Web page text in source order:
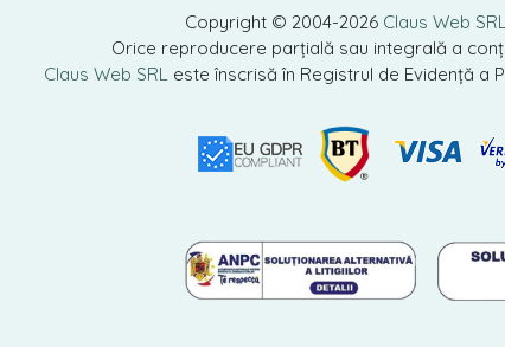
Copyright © 2004-2026 Claus Web
Orice reproducere parțială sau integrală a
Claus Web SRL este înscrisă în Registrul de Evidență a